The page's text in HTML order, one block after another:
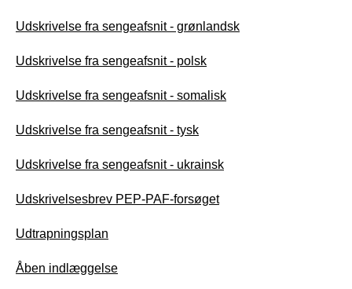
Udskrivelse fra sengeafsnit - grønlandsk
Udskrivelse fra sengeafsnit - polsk
Udskrivelse fra sengeafsnit - somalisk
Udskrivelse fra sengeafsnit - tysk
Udskrivelse fra sengeafsnit - ukrainsk
Udskrivelsesbrev PEP-PAF-forsøget
Udtrapningsplan
Åben indlæggelse